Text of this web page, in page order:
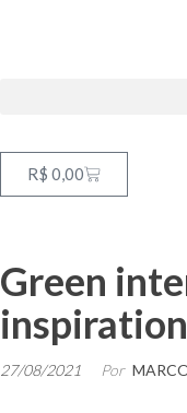
R$ 0,00
Green
inspiration
27/08/2021 Por